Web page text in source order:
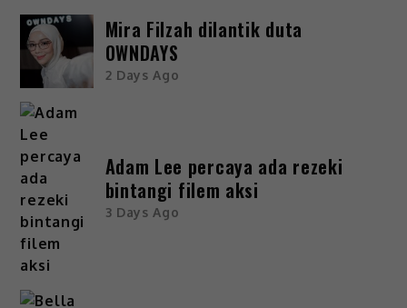
Mira Filzah dilantik duta
OWNDAYS
2 Days Ago
Adam Lee percaya ada rezeki
bintangi filem aksi
3 Days Ago